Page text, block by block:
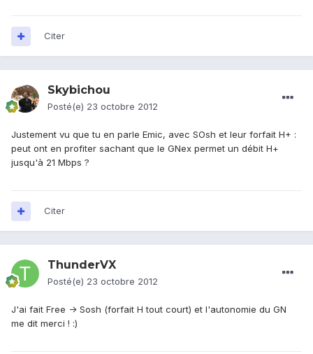
Citer
Skybichou
Posté(e) 23 octobre 2012
Justement vu que tu en parle Emic, avec SOsh et leur forfait H+ :
peut ont en profiter sachant que le GNex permet un débit H+
jusqu'à 21 Mbps ?
Citer
ThunderVX
Posté(e) 23 octobre 2012
J'ai fait Free -> Sosh (forfait H tout court) et l'autonomie du GN
me dit merci ! :)